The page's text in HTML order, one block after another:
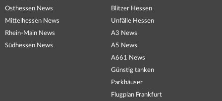
Osthessen News
Mittelhessen News
Rhein-Main News
Südhessen News
Blitzer Hessen
Unfälle Hessen
A3 News
A5 News
A661 News
Günstig tanken
Parkhäuser
Flugplan Frankfurt